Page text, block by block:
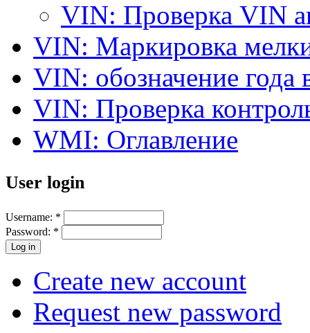
VIN: Проверка VIN
VIN: Маркировка
VIN: обозначение года
VIN: Проверка
WMI: Оглавление
User login
Username: *
Password: *
Create new account
Request new password